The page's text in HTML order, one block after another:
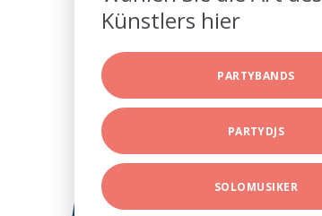
Künstlers hier
PARTYBANDS
PARTYDJS
SOLOMUSIKER